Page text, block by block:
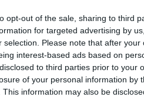
opt-out of the sale, sharing to third
for targeted advertising by
selection. Please note that after
interest-based ads based on
to third parties prior to your
of your personal information by
This information may also be
grande mole di lavoro di
suapreoccupazione per
abbiamo la possibilità di
a causa della
– spiega – . Praticamente